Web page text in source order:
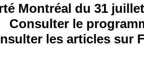
Montréal du 31
Consulter le
les articles sur